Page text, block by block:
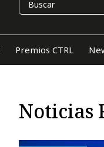
Premios CTRL
Noticias